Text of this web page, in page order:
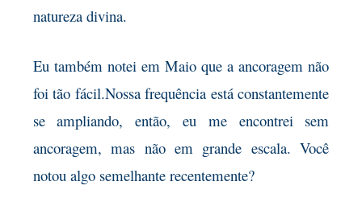
natureza divina.
Eu também notei em Maio que a ancoragem não
foi tão fácil.Nossa frequência está constantemente
se ampliando, então, eu me encontrei sem
ancoragem, mas não em grande escala. Você
notou algo semelhante recentemente?